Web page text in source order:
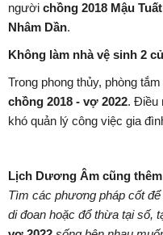
người chồng 2018 Mậu Tuất
Nhâm Dần.
Không làm nhà vệ sinh 2
Trong phong thủy, phòng
chồng 2018 - vợ 2022. Điều
khó quản lý công việc gia
Lịch Dương Âm cũng
Tìm các phương pháp cốt
di đoan hoặc đổ thừa tại số,